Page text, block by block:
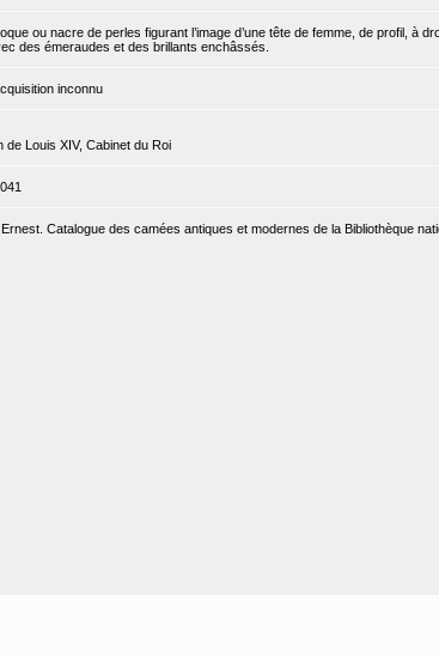
ou nacre de perles figurant l’image d’une tête de femme, de profil, à
des émeraudes et des brillants enchâssés.
inconnu
de Louis XIV, Cabinet du Roi
Catalogue des camées antiques et modernes de la Bibliothèque